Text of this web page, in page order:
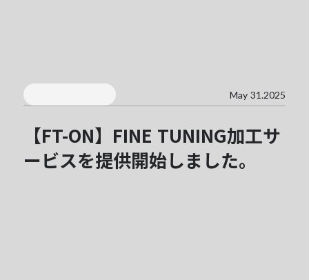
May 31.2025
【FT-ON】FINE TUNING加工サ
ービスを提供開始しました。